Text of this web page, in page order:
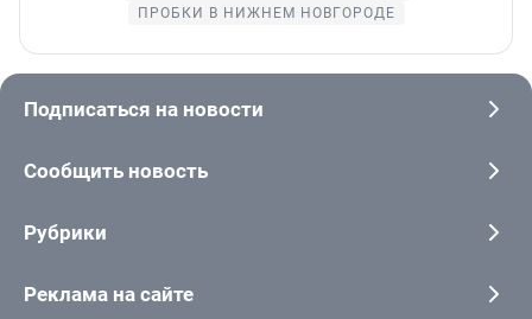
ПРОБКИ В НИЖНЕМ НОВГОРОДЕ
Подписаться на новости
Сообщить новость
Рубрики
Реклама на сайте